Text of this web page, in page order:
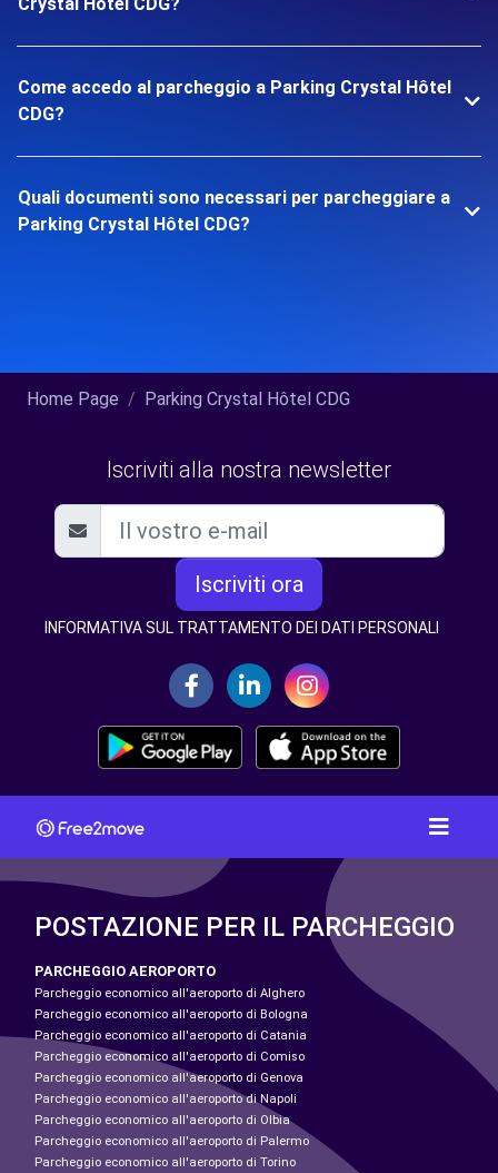
Come accedo al parcheggio a Parking Crystal Hôtel
CDG?
Quali documenti sono necessari per parcheggiare a
Parking Crystal Hôtel CDG?
Home Page Parking Crystal Hôtel CDG
Iscriviti alla nostra newsletter
Iscriviti ora
INFORMATIVA SUL TRATTAMENTO DEI DATI PERSONALI
POSTAZIONE PER IL PARCHEGGIO
PARCHEGGIO AEROPORTO
Parcheggio economico all'aeroporto di Alghero
Parcheggio economico all'aeroporto di Bologna
Parcheggio economico all'aeroporto di Catania
Parcheggio economico all'aeroporto di Comiso
Parcheggio economico all'aeroporto di Genova
Parcheggio economico all'aeroporto di Napoli
Parcheggio economico all'aeroporto di Olbia
Parcheggio economico all'aeroporto di Palermo
Parcheggio economico all'aeroporto di Torino